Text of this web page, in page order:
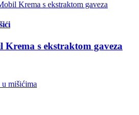
Krema s ekstraktom gaveza
mišićima